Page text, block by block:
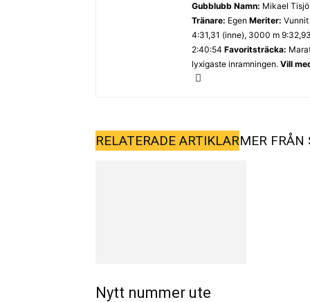
Gubblubb Namn: Mikael
Tränare: Egen Meriter:
4:31,31 (inne), 3000 m
2:40:54 Favoritsträcka:
lyxigaste inramningen. Vill
RELATERADE ARTIKLARMER FRÅN
Nytt nummer ute